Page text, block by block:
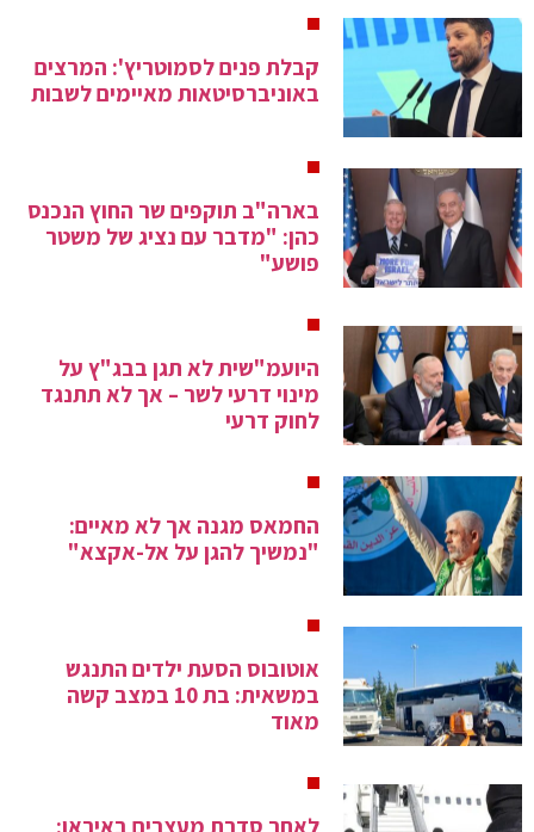
קבלת פנים לסמוטריץ': המרצים
באוניברסיטאות מאיימים לשבות
בארה"ב תוקפים שר החוץ הנכנס
כהן: "מדבר עם נציג של משטר
פושע"
היועמ"שית לא תגן בבג"ץ על
מינוי דרעי לשר – אך לא תתנגד
לחוק דרעי
החמאס מגנה אך לא מאיים:
"נמשיך להגן על אל-אקצא"
אוטובוס הסעת ילדים התנגש
במשאית: בת 10 במצב קשה
מאוד